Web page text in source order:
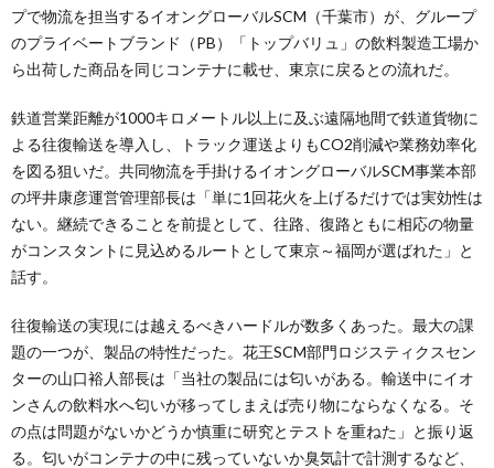
プで物流を担当するイオングローバルSCM（千葉市）が、グループ
のプライベートブランド（PB）「トップバリュ」の飲料製造工場か
ら出荷した商品を同じコンテナに載せ、東京に戻るとの流れだ。
鉄道営業距離が1000キロメートル以上に及ぶ遠隔地間で鉄道貨物に
よる往復輸送を導入し、トラック運送よりもCO2削減や業務効率化
を図る狙いだ。共同物流を手掛けるイオングローバルSCM事業本部
の坪井康彦運営管理部長は「単に1回花火を上げるだけでは実効性は
ない。継続できることを前提として、往路、復路ともに相応の物量
がコンスタントに見込めるルートとして東京～福岡が選ばれた」と
話す。
往復輸送の実現には越えるべきハードルが数多くあった。最大の課
題の一つが、製品の特性だった。花王SCM部門ロジスティクスセン
ターの山口裕人部長は「当社の製品には匂いがある。輸送中にイオ
ンさんの飲料水へ匂いが移ってしまえば売り物にならなくなる。そ
の点は問題がないかどうか慎重に研究とテストを重ねた」と振り返
る。匂いがコンテナの中に残っていないか臭気計で計測するなど、